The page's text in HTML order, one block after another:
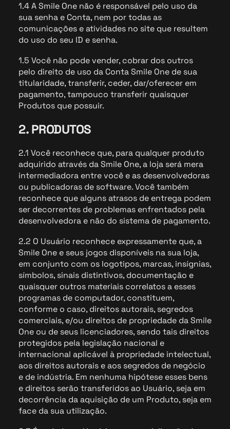
1.4 A Smile One não é responsável pelo uso da
sua senha e Conta, nem por todas as
comunicações e atividades no site que resultem
do uso do seu ID e senha.
1.5 Você não pode vender, cobrar dos outros
pelo direito de uso da Conta Smile One de sua
titularidade, transferir, ceder, dar/oferecer em
pagamento, tampouco transferir quaisquer
Produtos que possuir.
2. PRODUTOS
2.1 Você reconhece que, para qualquer produto
adquirido através da Smile One, a loja será mera
intermediadora entre você e as desenvolvedoras
ou publicadoras de software. Você também
reconhece que alguns atrasos de entrega podem
ser decorrentes de problemas enfrentados pela
desenvolvedora e não do sistema de pagamento.
2.2 O Usuário reconhece expressamente que, a
Smile One e seus jogos disponíveis na sua loja,
em conjunto com os logotipos, marcas, insígnias,
símbolos, sinais distintivos, documentação e
quaisquer outros materiais correlatos a esses
programas de computador, constituem,
conforme o caso, direitos autorais, segredos
comerciais, e/ou direitos de propriedade da Smile
One ou de seus licenciadores, sendo tais direitos
protegidos pela legislação nacional e
internacional aplicável à propriedade intelectual,
aos direitos autorais e aos segredos de negócio
e de indústria. Em nenhuma hipótese esses bens
e direitos serão transferidos ao Usuário, seja em
decorrência da aquisição de um Produto, seja em
face da sua utilização.